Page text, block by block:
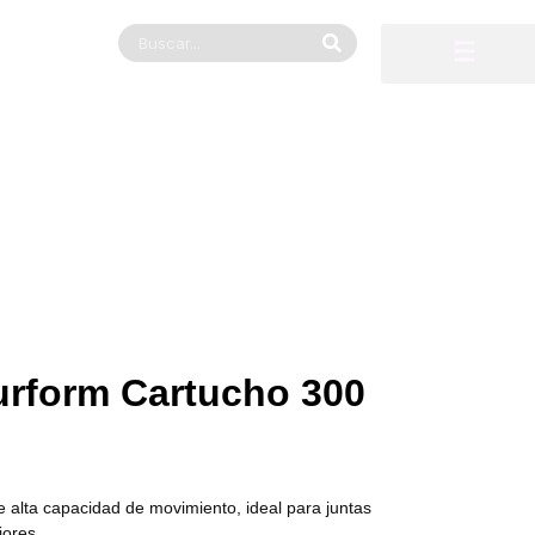
Cartucho 300
alta capacidad de movimiento, ideal para juntas